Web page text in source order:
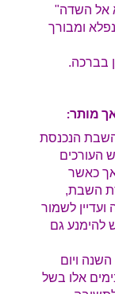
אל השדה"
ומבורך
בברכה.
מותר:
הנכנסת
העורכים
כאשר
השבת,
לשמור
להימנע גם
ויום
אלו בשל